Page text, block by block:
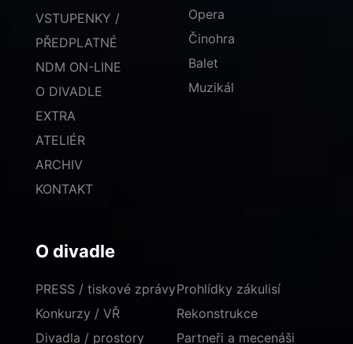
VSTUPENKY /
PŘEDPLATNÉ
NDM ON-LINE
O DIVADLE
EXTRA
ATELIÉR
ARCHIV
KONTAKT
Opera
Činohra
Balet
Muzikál
O divadle
PRESS / tiskové zprávy
Konkurzy / VŘ
Divadla / prostory
Prohlídky zákulisí
Rekonstrukce
Partneři a mecenáši